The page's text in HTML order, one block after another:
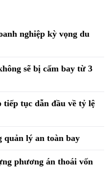
nghiệp kỳ vọng du
sẽ bị cấm bay từ 3
tục dẫn đầu về tỷ lệ
quản lý an toàn bay
phương án thoái vốn